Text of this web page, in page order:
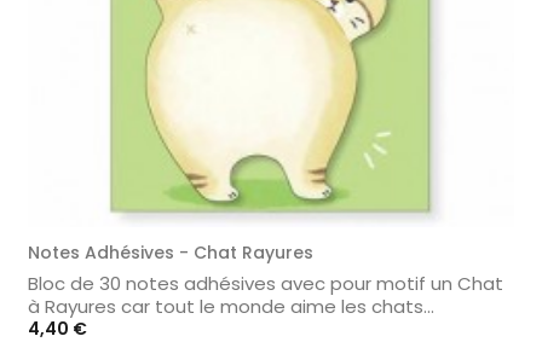
Notes Adhésives - Chat Rayures
Bloc de 30 notes adhésives avec pour motif un Chat
à Rayures car tout le monde aime les chats...
Prix
4,40 €